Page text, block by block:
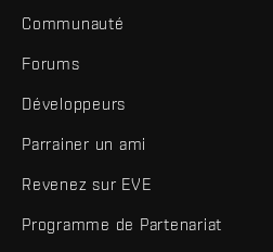
Communauté
Forums
Développeurs
Parrainer un ami
Revenez sur EVE
Programme de Partenariat